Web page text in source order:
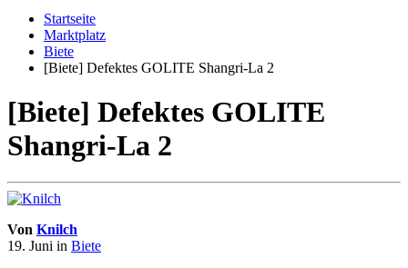
Startseite
Marktplatz
Biete
[Biete] Defektes GOLITE Shangri-La 2
[Biete] Defektes GOLITE
Shangri-La 2
Von Knilch
19. Juni in Biete